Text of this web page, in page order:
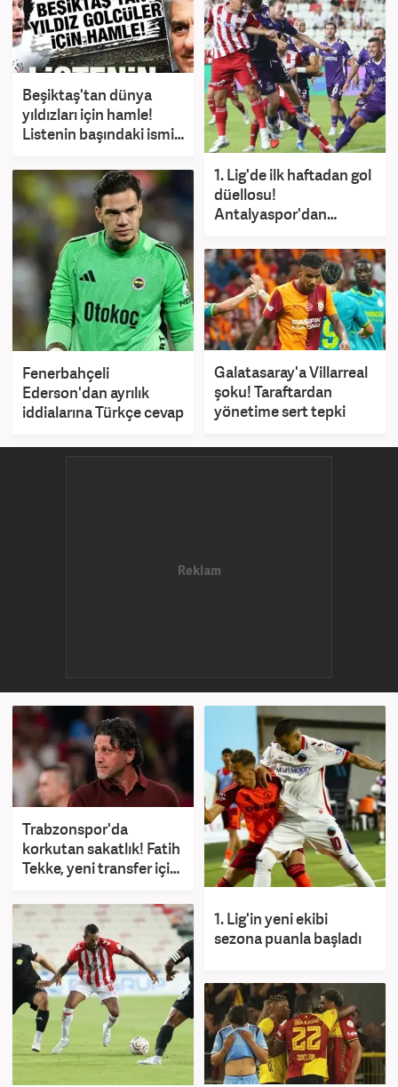
Beşiktaş'tan dünya
yıldızları için hamle!
Listenin başındaki ismi
1. Lig'de ilk haftadan gol
düellosu!
Antalyaspor'dan
Fenerbahçeli
Ederson'dan ayrılık
iddialarına Türkçe cevap
Galatasaray'a Villarreal
şoku! Taraftardan
yönetime sert tepki
Trabzonspor'da
korkutan sakatlık! Fatih
Tekke, yeni transfer için
1. Lig'in yeni ekibi
sezona puanla başladı